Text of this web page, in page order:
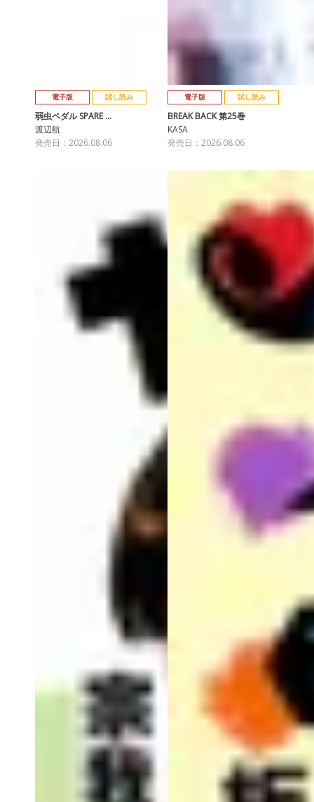
電子版 試し読み
弱虫ペダル SPARE …
渡辺航
発売日：2026.08.06
電子版 試し読み
BREAK BACK 第25巻
KASA
発売日：2026.08.06